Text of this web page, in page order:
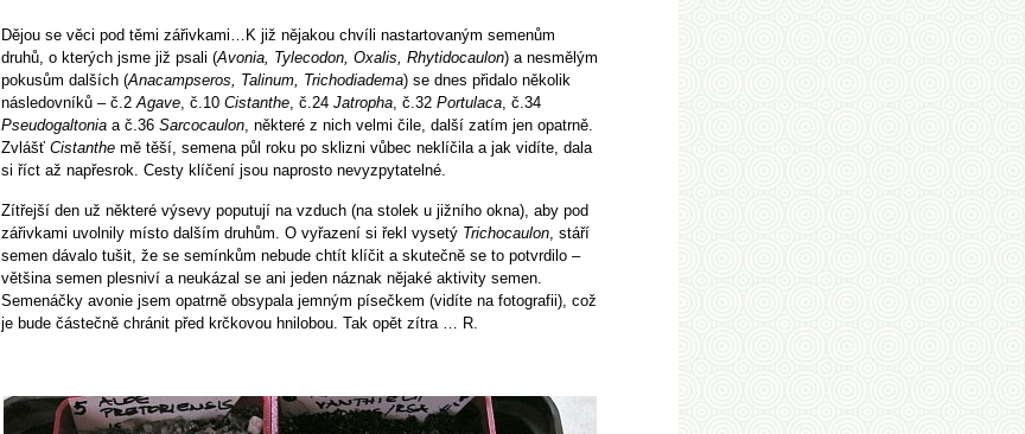
Dějou se věci pod těmi zářivkami…K již nějakou chvíli nastartovaným semenům
druhů, o kterých jsme již psali (Avonia, Tylecodon, Oxalis, Rhytidocaulon) a nesmělým
pokusům dalších (Anacampseros, Talinum, Trichodiadema) se dnes přidalo několik
následovníků – č.2Agave, č.10 Cistanthe, č.24 Jatropha, č.32 Portulaca, č.34
Pseudogaltonia a č.36 Sarcocaulon, některé z nich velmi čile, další zatím jen opatrně.
Zvlášť Cistanthe mě těší, semena půl roku po sklizni vůbec neklíčila a jak vidíte, dala
si říct až napřesrok. Cesty klíčení jsou naprosto nevyzpytatelné.
Zítřejší den už některé výsevy poputují na vzduch (na stolek u jižního okna), aby pod
zářivkami uvolnily místo dalším druhům. O vyřazení si řekl vysetý Trichocaulon, stáří
semen dávalo tušit, že se semínkům nebude chtít klíčit a skutečně se to potvrdilo –
většina semen plesniví a neukázal se ani jeden náznak nějaké aktivity semen.
Semenáčky avonie jsem opatrně obsypala jemným písečkem (vidíte na fotografii), což
je bude částečně chránit před krčkovou hnilobou. Tak opět zítra … R.